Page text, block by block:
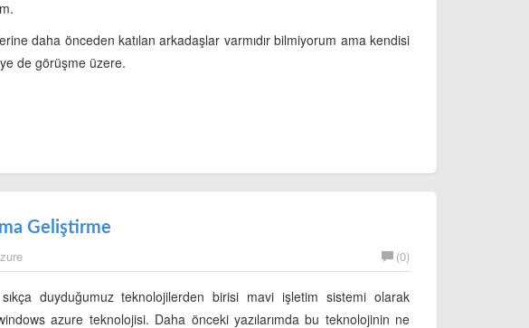
daha önceden katılan arkadaşlar varmıdır bilmiyorum ama kendisi
de görüşme üzere.
Geliştirme
(0)
duyduğumuz teknolojilerden birisi mavi işletim sistemi olarak
windows azure teknolojisi. Daha önceki yazılarımda bu teknolojinin ne